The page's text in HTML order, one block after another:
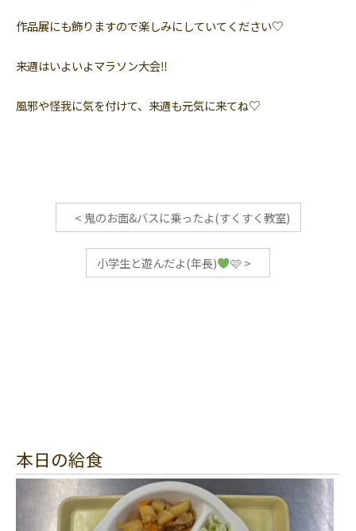
作品展にも飾りますので楽しみにしていてください♡
来週はいよいよマラソン大会‼︎
風邪や怪我に気を付けて、来週も元気に来てね♡
< 鬼のお面&バスに乗ったよ(すくすく教室)
小学生と遊んだよ(年長) 🩷 >
本日の給食